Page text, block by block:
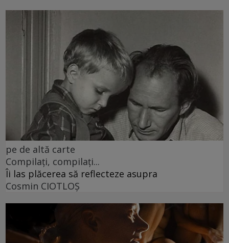
pe de altă carte
Compilați, compilați...
Îi las plăcerea să reflecteze asupra
Cosmin CIOTLOŞ